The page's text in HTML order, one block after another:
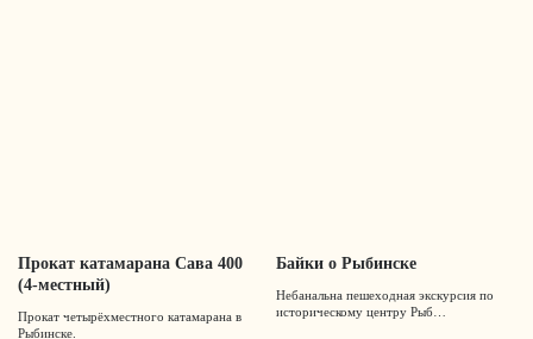
Прокат катамарана Сава 400
(4-местный)
Прокат четырёхместного катамарана в
Рыбинске.
Байки о Рыбинске
Небанальна пешеходная экскурсия по
историческому центру Рыб…